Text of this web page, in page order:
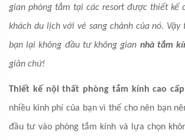
gian phòng tắm tại các resort được thiết kế
khách du lịch với vẻ sang chảnh của nó.
bạn lại không đầu tư không gian nhà tắm
giãn chứ!
Thiết kế nội thất phòng tắm kính cao cấp
nhiều kinh phí của bạn vì thế cho nên bạn
đầu tư vào phòng tắm kính và lựa chọn